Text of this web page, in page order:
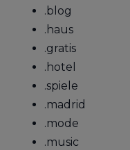
.blog
.haus
.gratis
.hotel
.spiele
.madrid
.mode
.music